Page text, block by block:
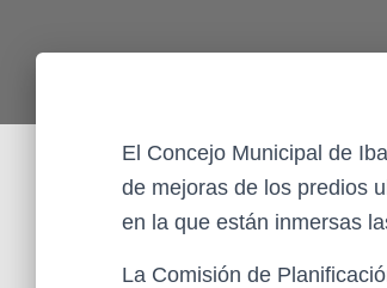
El Concejo Municipal de
de mejoras de los predios
en la que están inmersas
La Comisión de